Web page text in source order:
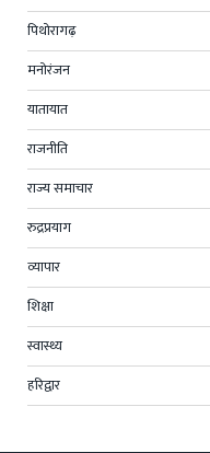
पिथोरागढ़
मनोरंजन
यातायात
राजनीति
राज्य समाचार
रुद्रप्रयाग
व्यापार
शिक्षा
स्वास्थ्य
हरिद्वार